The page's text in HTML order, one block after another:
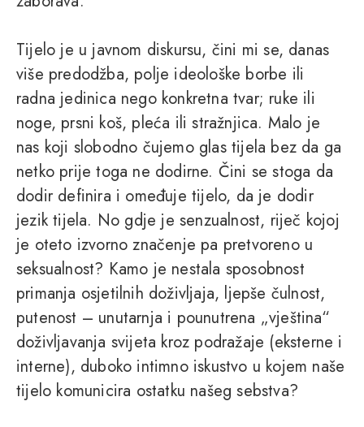
Tijelo je u javnom diskursu, čini mi se, danas
više predodžba, polje ideološke borbe ili
radna jedinica nego konkretna tvar; ruke ili
noge, prsni koš, pleća ili stražnjica. Malo je
nas koji slobodno čujemo glas tijela bez da ga
netko prije toga ne dodirne. Čini se stoga da
dodir definira i omeđuje tijelo, da je dodir
jezik tijela. No gdje je senzualnost, riječ kojoj
je oteto izvorno značenje pa pretvoreno u
seksualnost? Kamo je nestala sposobnost
primanja osjetilnih doživljaja, ljepše čulnost,
putenost – unutarnja i pounutrena „vještina“
doživljavanja svijeta kroz podražaje (eksterne i
interne), duboko intimno iskustvo u kojem naše
tijelo komunicira ostatku našeg sebstva?